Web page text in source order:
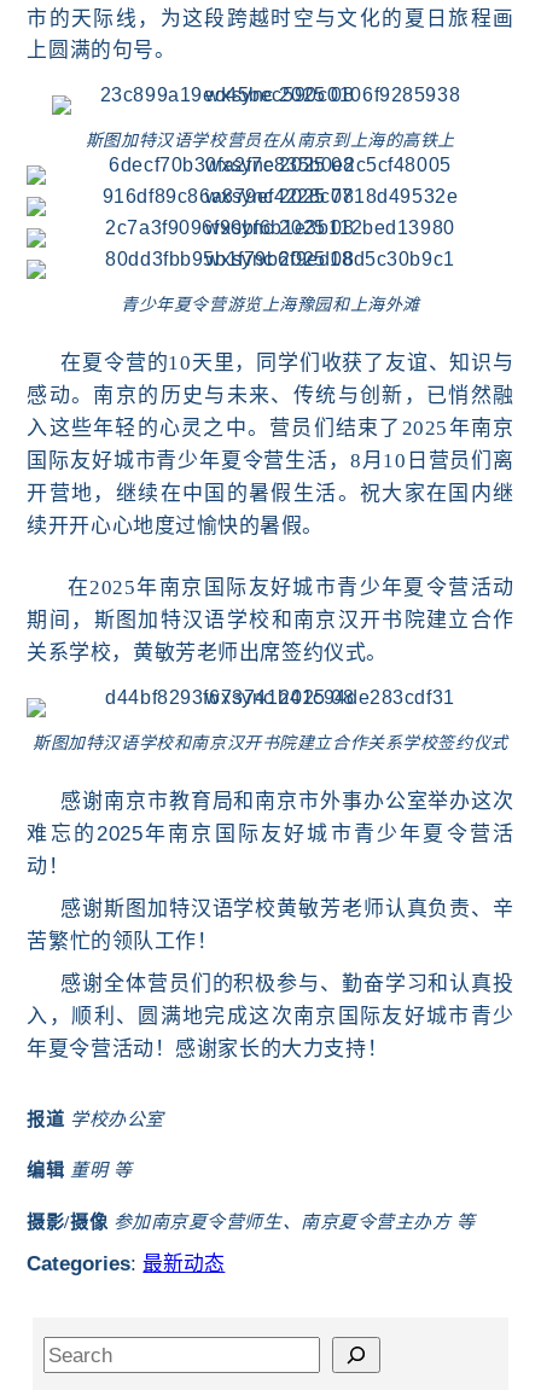
市的天际线，为这段跨越时空与文化的夏日旅程画
上圆满的句号。
斯图加特汉语学校营员在从南京到上海的高铁上
青少年夏令营游览上海豫园和上海外滩
在夏令营的10天里，同学们收获了友谊、知识与
感动。南京的历史与未来、传统与创新，已悄然融
入这些年轻的心灵之中。营员们结束了 2025年南京
国际友好城市青少年夏令营生活 ，8月10日营员们离
开营地，继续在中国的暑假生活。祝大家在国内继
续开开心心地度过愉快的暑假。
在2025年南京国际友好城市青少年夏令营活动
期间，斯图加特汉语学校和南京 汉开书院建立合作
关系学校， 黄敏芳老师出席签约仪式。
斯图加特汉语学校和南京汉开书院建立合作关系学校签约仪式
感谢南京市教育局和 南京市外事办公室举办这次
难忘的 2025年南京国际友好城市青少年夏令营 活
动！
感谢斯图加特汉语学校黄敏芳老师认真负责、辛
苦繁忙的领队工作！
感谢全体营员们的积极参与、勤奋学习和认真投
入，顺利、圆满地完成这次南京国际友好城市青少
年夏令营活动！感谢家长的大力支持！
报道 学校办公室
编辑 董明 等
摄影/摄像 参加南京夏令营师生、南京夏令营主办方等
Categories:最新动态
S